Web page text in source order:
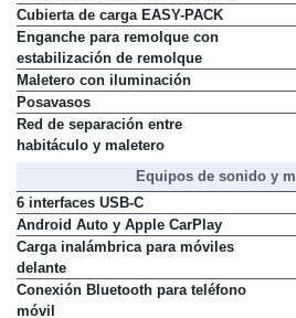
Asiento trasero abatible 40/20/40
Cubierta de carga EASY-PACK
Enganche para remolque con
estabilización de remolque
Maletero con iluminación
Posavasos
Red de separación entre
Equipos de sonido y
6 interfaces USB-C
Android Auto y Apple CarPlay
Carga inalámbrica para móviles
delante
Conexión Bluetooth para teléfono